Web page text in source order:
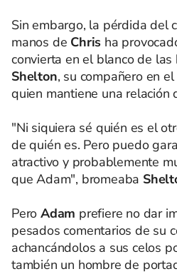
Sin embargo, la pérdida del
manos de Chris ha
convierta en el blanco de las
Shelton, su compañero en
quien mantiene una relación
"Ni siquiera sé quién es el
de quién es. Pero puedo
atractivo y probablemente
que Adam", bromeaba
Pero Adam prefiere no dar
pesados comentarios de su
achancándolos a sus celos
también un hombre de